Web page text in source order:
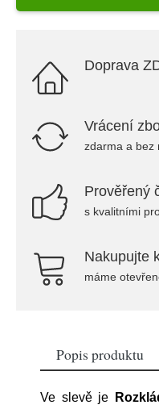
Doprava
Vrácení
zdarma a bez
Prověřený
s kvalitními
Nakupujte
máme
Popis produktu
Ve slevě je